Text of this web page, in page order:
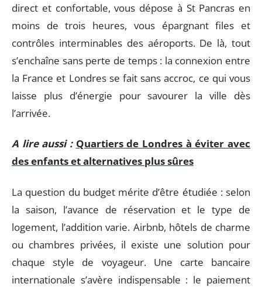
direct et confortable, vous dépose à St Pancras en
moins de trois heures, vous épargnant files et
contrôles interminables des aéroports. De là, tout
s’enchaîne sans perte de temps : la connexion entre
la France et Londres se fait sans accroc, ce qui vous
laisse plus d’énergie pour savourer la ville dès
l’arrivée.
A lire aussi : Quartiers de Londres à éviter avec
des enfants et alternatives plus sûres
La question du budget mérite d’être étudiée : selon
la saison, l’avance de réservation et le type de
logement, l’addition varie. Airbnb, hôtels de charme
ou chambres privées, il existe une solution pour
chaque style de voyageur. Une carte bancaire
internationale s’avère indispensable : le paiement